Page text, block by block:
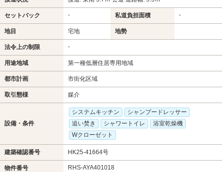
セットバック - 私道負担面積 -
地目 宅地 地勢
法令上の制限 -
用途地域 第一種低層住居専用地域
都市計画 市街化区域
取引態様 媒介
設備・条件
システムキッチン
シャンプードレッサー
追い焚き
シャワートイレ
浴室乾燥機
Wクローゼット
建築確認番号 HK25-41664号
物件番号 RHS-AYA401018